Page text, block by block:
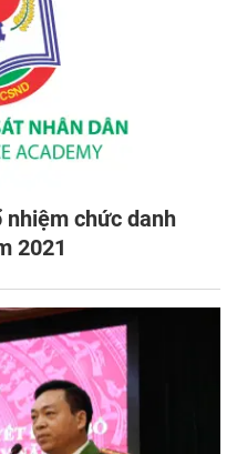
nhiệm chức danh
2021